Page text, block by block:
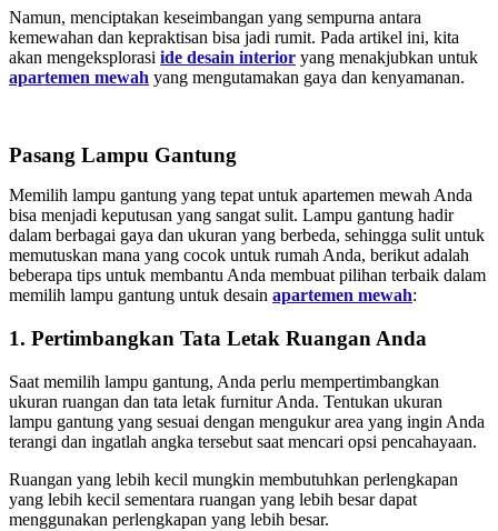
Namun, menciptakan keseimbangan yang sempurna antara
kemewahan dan kepraktisan bisa jadi rumit. Pada artikel ini, kita
akan mengeksplorasi ide desain interior yang menakjubkan untuk
apartemen mewah yang mengutamakan gaya dan kenyamanan.
Pasang Lampu Gantung
Memilih lampu gantung yang tepat untuk apartemen mewah Anda
bisa menjadi keputusan yang sangat sulit. Lampu gantung hadir
dalam berbagai gaya dan ukuran yang berbeda, sehingga sulit untuk
memutuskan mana yang cocok untuk rumah Anda, berikut adalah
beberapa tips untuk membantu Anda membuat pilihan terbaik dalam
memilih lampu gantung untuk desain apartemen mewah:
1. Pertimbangkan Tata Letak Ruangan Anda
Saat memilih lampu gantung, Anda perlu mempertimbangkan
ukuran ruangan dan tata letak furnitur Anda. Tentukan ukuran
lampu gantung yang sesuai dengan mengukur area yang ingin Anda
terangi dan ingatlah angka tersebut saat mencari opsi pencahayaan.
Ruangan yang lebih kecil mungkin membutuhkan perlengkapan
yang lebih kecil sementara ruangan yang lebih besar dapat
menggunakan perlengkapan yang lebih besar.